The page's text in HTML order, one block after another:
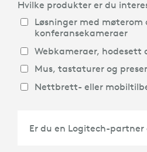
Hvilke produkter er du
Løsninger med møterom
konferansekameraer
Webkameraer, hodesett
Mus, tastaturer og
Nettbrett- eller